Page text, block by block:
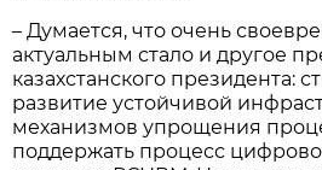
– Думается, что очень
актуальным стало и другое
казахстанского президента:
развитие устойчивой
механизмов упрощения
поддержать процесс